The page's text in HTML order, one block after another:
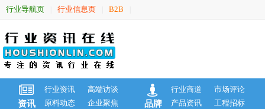
行业导航页 行业信息页 B2B
资讯
行业资讯
高端访谈
原料动态
企业聚焦 品牌
行业商道
市场评论
产品资讯
工程招标